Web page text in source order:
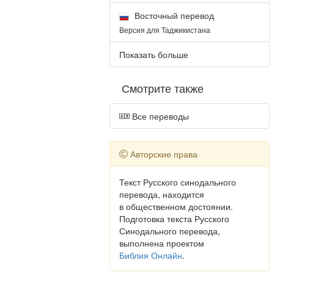
Восточный перевод
Версия для Таджикистана
Показать больше
Смотрите также
Все переводы
Авторские права
Текст Русского синодального
перевода, находится
в общественном достоянии.
Подготовка текста Русского
Синодального перевода,
выполнена проектом
Библия Онлайн.